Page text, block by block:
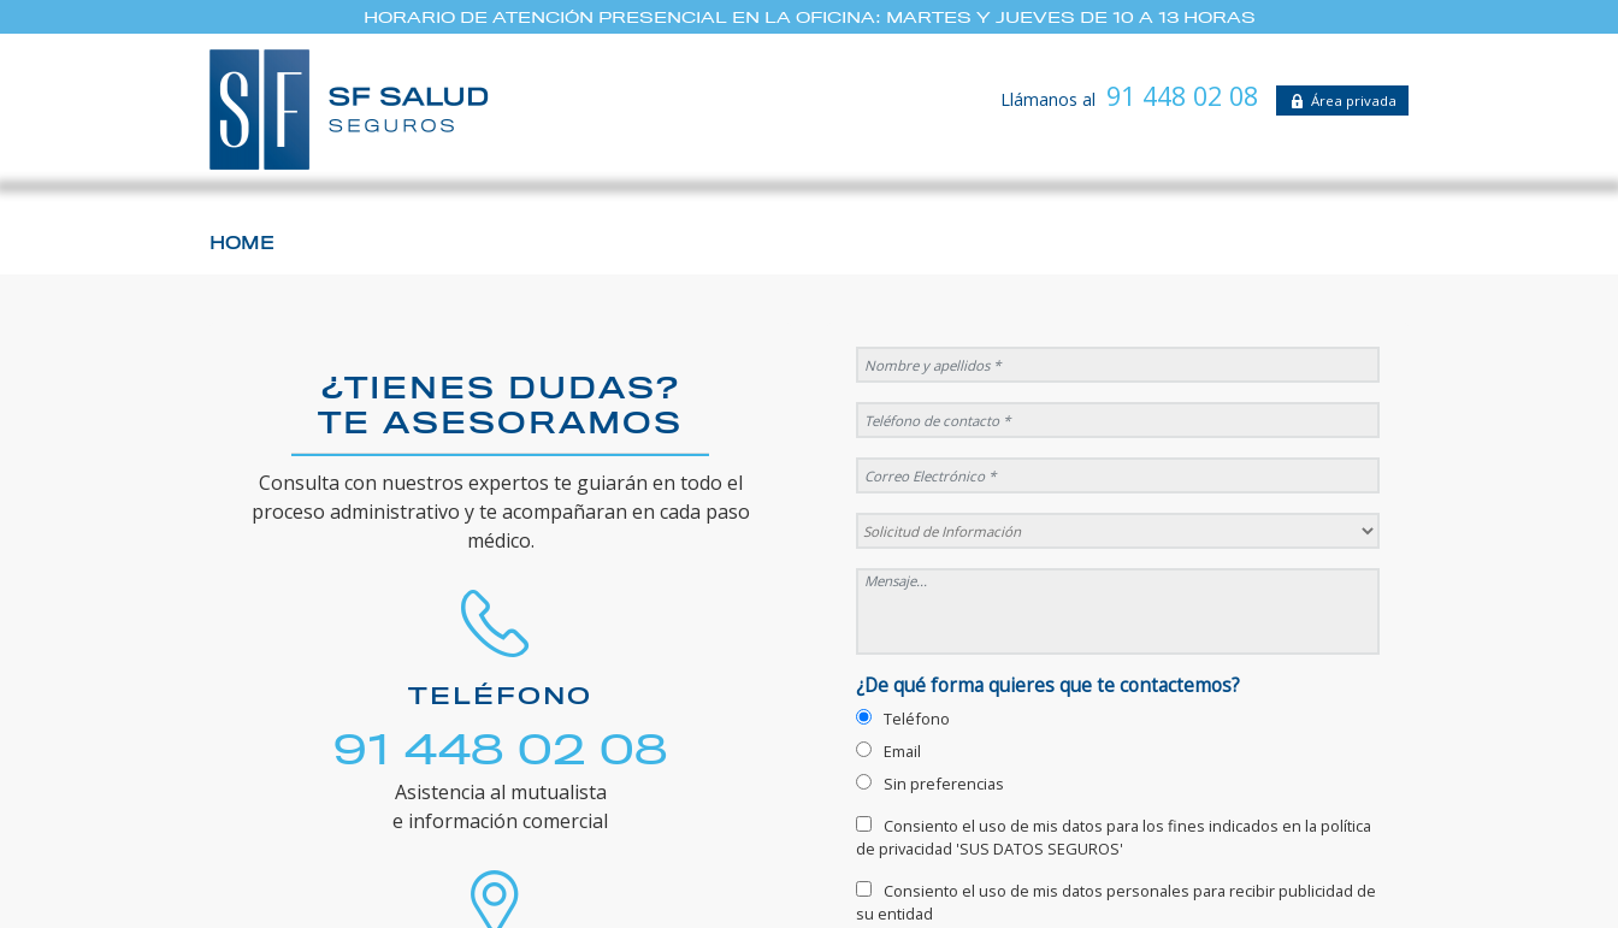
HORARIO DE ATENCIÓN PRESENCIAL EN LA OFICINA: MARTES Y JUEVES DE 10 A 13 HORAS
Llámanos al 91 448 02 08 Área privada
HOME
¿TIENES DUDAS?
TE ASESORAMOS
Consulta con nuestros expertos te guiarán en todo el
proceso administrativo y te acompañaran en cada paso
médico.
TELÉFONO
91 448 02 08
Asistencia al mutualista
e información comercial
¿De qué forma quieres que te contactemos?
Teléfono
Email
Sin preferencias
Consiento el uso de mis datos para los fines indicados en la política
de privacidad 'SUS DATOS SEGUROS'
Consiento el uso de mis datos personales para recibir publicidad de
su entidad